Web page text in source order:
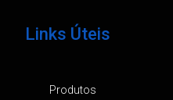
Links Úteis
Produtos